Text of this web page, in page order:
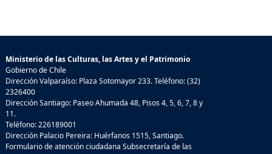
Ministerio de las Culturas, las Artes y el Patrimonio
Gobierno de Chile
Dirección Valparaíso: Plaza Sotomayor 233. Teléfono: (32)
2326400
Dirección Santiago: Paseo Ahumada 48, Pisos 4, 5, 6, 7, 8 y
11.
Teléfono: 226189001
Dirección Palacio Pereira: Huérfanos 1515, Santiago.
Formulario de atención ciudadana Subsecretaría de las